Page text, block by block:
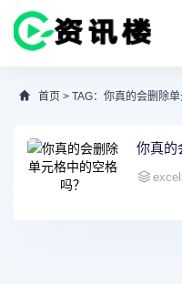
首页 > TAG：你真的会删除单
你真的